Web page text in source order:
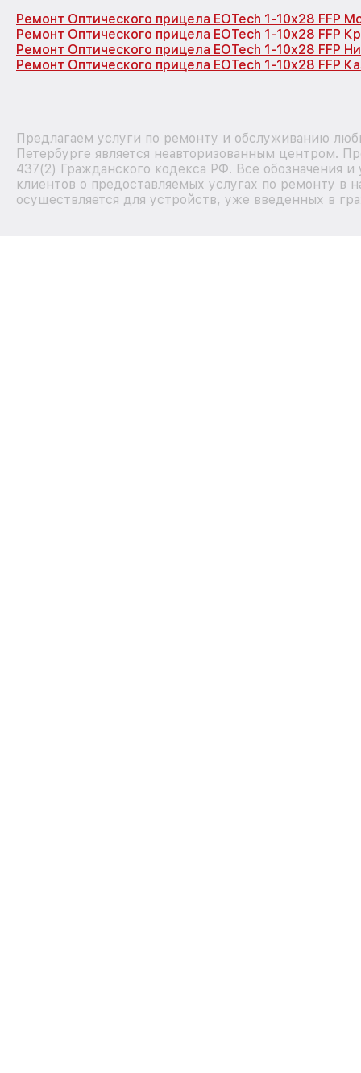
Ремонт Оптического прицела EOTech 1-10x28 FFP
Ремонт Оптического прицела EOTech 1-10x28 FFP
Ремонт Оптического прицела EOTech 1-10x28 FFP
Ремонт Оптического прицела EOTech 1-10x28 FFP
Предлагаем услуги по ремонту и обслуживанию
Петербурге является неавторизованным центром.
437(2) Гражданского кодекса РФ. Все обозначения
клиентов о предоставляемых услугах по ремонту в
осуществляется для устройств, уже введенных в